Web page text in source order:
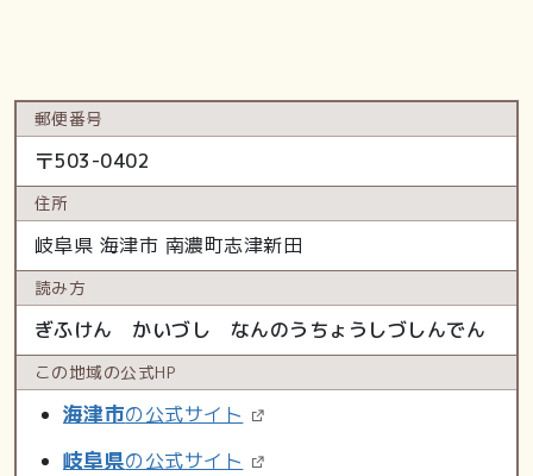
郵便番号
〒503-0402
住所
岐阜県 海津市 南濃町志津新田
読み方
ぎふけん かいづし なんのうちょうしづしんでん
この地域の公式HP
海津市の公式サイト
岐阜県の公式サイト